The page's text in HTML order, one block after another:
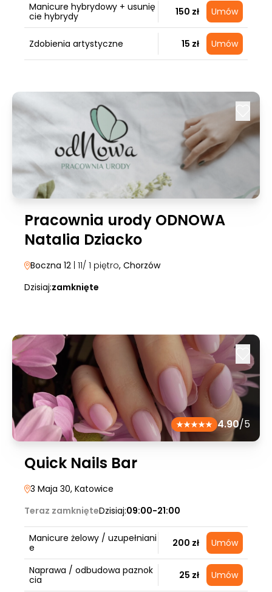
Manicure hybrydowy + usunię
cie hybrydy
150 zł Umów
Zdobienia artystyczne 15 zł Umów
Pracownia urody ODNOWA
Natalia Dziacko
Boczna 12 | 11/ 1 piętro, Chorzów
Dzisiaj:zamknięte
4.90/5
Quick Nails Bar
3 Maja 30, Katowice
Teraz zamknięteDzisiaj:09:00-21:00
Manicure żelowy / uzupełniani
e
200 zł Umów
Naprawa / odbudowa paznok
cia
25 zł Umów